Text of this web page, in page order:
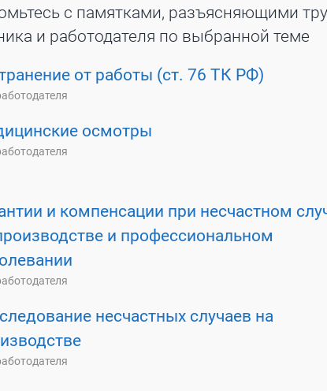
с памятками, разъясняющими
и работодателя по выбранной теме
от работы (ст. 76 ТК РФ)
осмотры
и компенсации при несчастном
и профессиональном
несчастных случаев на